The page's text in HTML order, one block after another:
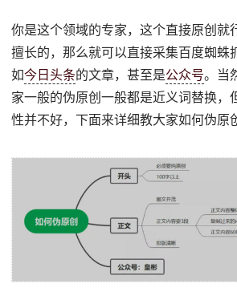
你是这个领域的专家，这个直接原创就
擅长的，那么就可以直接采集百度蜘蛛
如今日头条的文章，甚至是公众号。当
家一般的伪原创一般都是近义词替换，
性并不好，下面来详细教大家如何伪原